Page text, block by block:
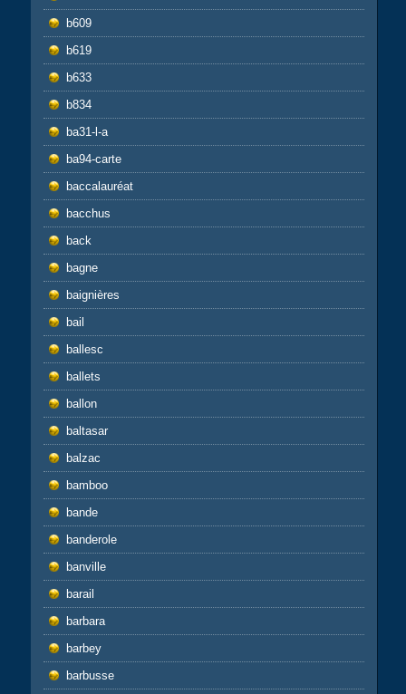
b609
b619
b633
b834
ba31-l-a
ba94-carte
baccalauréat
bacchus
back
bagne
baignières
bail
ballesc
ballets
ballon
baltasar
balzac
bamboo
bande
banderole
banville
barail
barbara
barbey
barbusse